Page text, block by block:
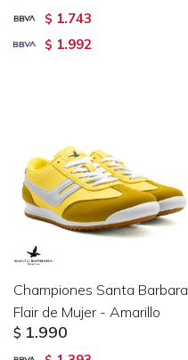
$ 1.743
$ 1.992
Championes Santa Barbara
Flair de Mujer - Amarillo
$ 1.990